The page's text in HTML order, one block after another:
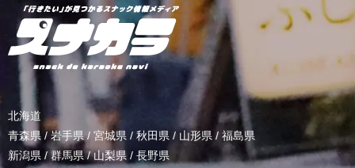
北海道
青森県 / 岩手県/ 宮城県 / 秋田県 / 山形県/ 福島県
新潟県 /群馬県/山梨県 / 長野県